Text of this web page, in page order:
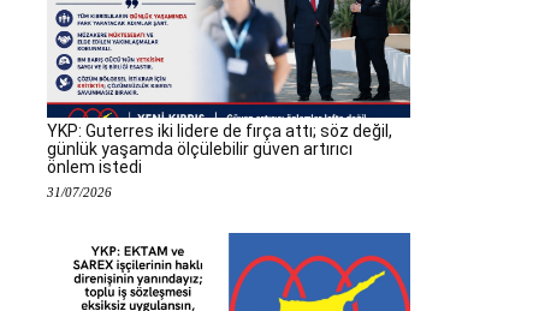
YKP: Guterres iki lidere de fırça attı; söz değil,
günlük yaşamda ölçülebilir güven artırıcı
önlem istedi
31/07/2026